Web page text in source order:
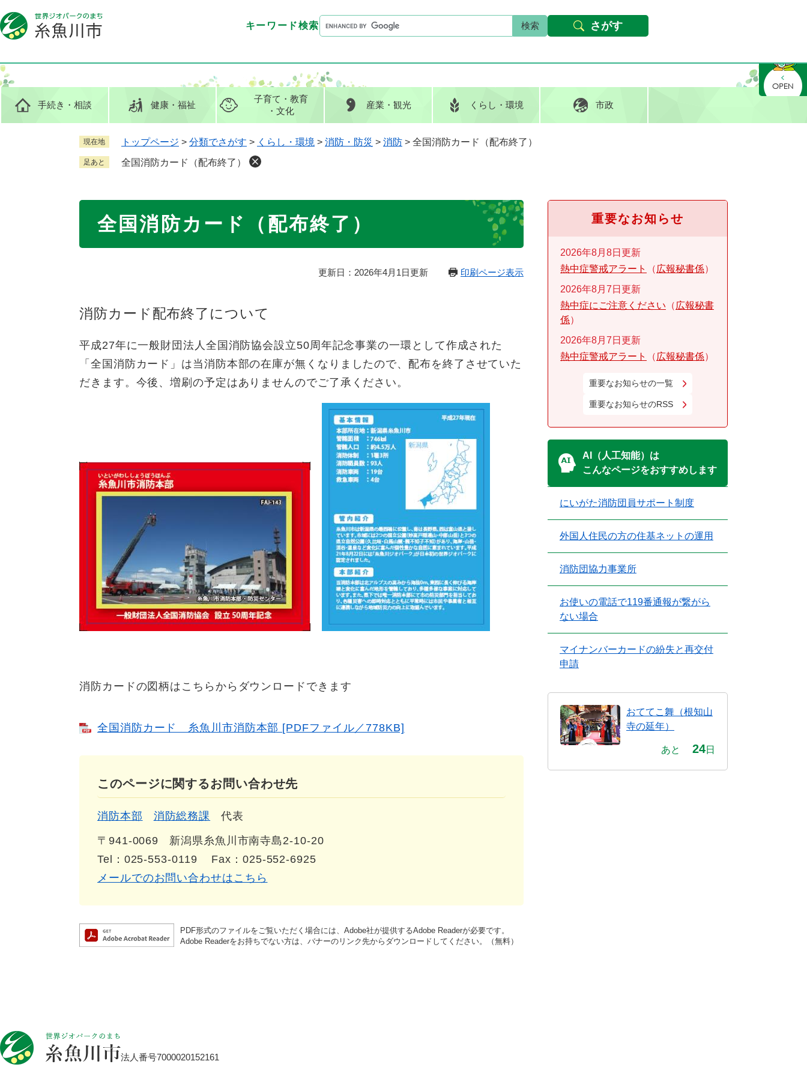
ー
ジ
先
頭
。
ニ
ュ
を
飛
て
本文へ Foreign languages
キーワード検索G
o
e
カ
ス
手続き ・相談 健康・福祉
子育て ・教育
・文化
産業 ・観光 くらし ・環境 市政
キーワード検索
G
o
g
l
ス
タ
さがす
現在地 トップページ > 分類でさがす > くらし・環境 > 消防・防災 > 消防 > 全国消防カード（配布終了）
足あと 全国消防カード（配布終了）
全国消防カード（配布終了）
更新日：2026年4月1日更新 印刷ページ表示
消防カード配布終了について
平成27年に一般財団法人全国消防協会設立50周年記念事業の一環として作成された
「全国消防カード」は当消防本部の在庫が無くなりましたので、配布を終了させていた
だきます。今後、増刷の予定はありませんのでご了承ください。
消防カードの図柄はこちらからダウンロードできます
全国消防カード 糸魚川市消防本部 [PDFファイル／778KB]
このページに関するお問い合わせ先
消防本部 消防総務課 代表
〒941-0069
新潟県糸魚川市南寺島2-10-20
Tel：025-553-0119
Fax：025-552-6925
メールでのお問い合わせはこちら
PDF形式のファイルをご覧いただく場合には、Adobe社が提供するAdobe Readerが必要です。
Adobe Readerをお持ちでない方は、バナーのリンク先からダウンロードしてください。（無料）
重要なお知らせ
2026年8月8日更新
熱中症警戒アラート
広報秘書係
2026年8月7日更新
熱中症にご注意ください
広報秘書
係
2026年8月7日更新
熱中症警戒アラート
広報秘書係
重要なお知らせの一覧
重要なお知らせのRSS
AI（人工知能）は
こんなページをおすすめします
にいがた消防団員サポート制度
外国人住民の方の住基ネットの運用
消防団協力事業所
お使いの電話で119番通報が繋がら
ない場合
マイナンバーカードの紛失と再交付
申請
おててこ舞（根知山
寺の延年）
あと 24日
法人番号7000020152161